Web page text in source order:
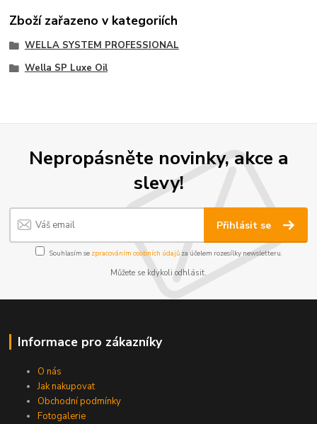
Zboží zařazeno v kategoriích
WELLA SYSTEM PROFESSIONAL
Wella SP Luxe Oil
Nepropásněte novinky, akce a
slevy!
Přihlásit se
Souhlasím se zpracováním osobních údajůza účelem rozesílky newsletteru.
Můžete se kdykoli odhlásit.
Informace pro zákazníky
O nás
Jak nakupovat
Obchodní podmínky
Fotogalerie